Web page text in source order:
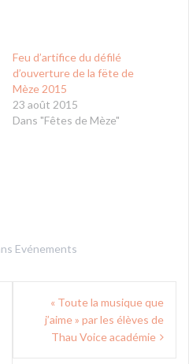
Feu d’artifice du défilé
d’ouverture de la fëte de
Mèze 2015
23 août 2015
Dans "Fêtes de Mèze"
Evénements
« Toute la musique que
j’aime » par les élèves de
Thau Voice académie